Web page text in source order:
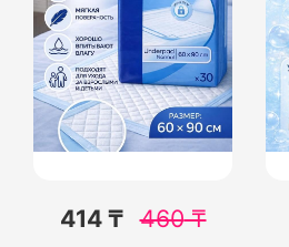
414 ₸ 460₸